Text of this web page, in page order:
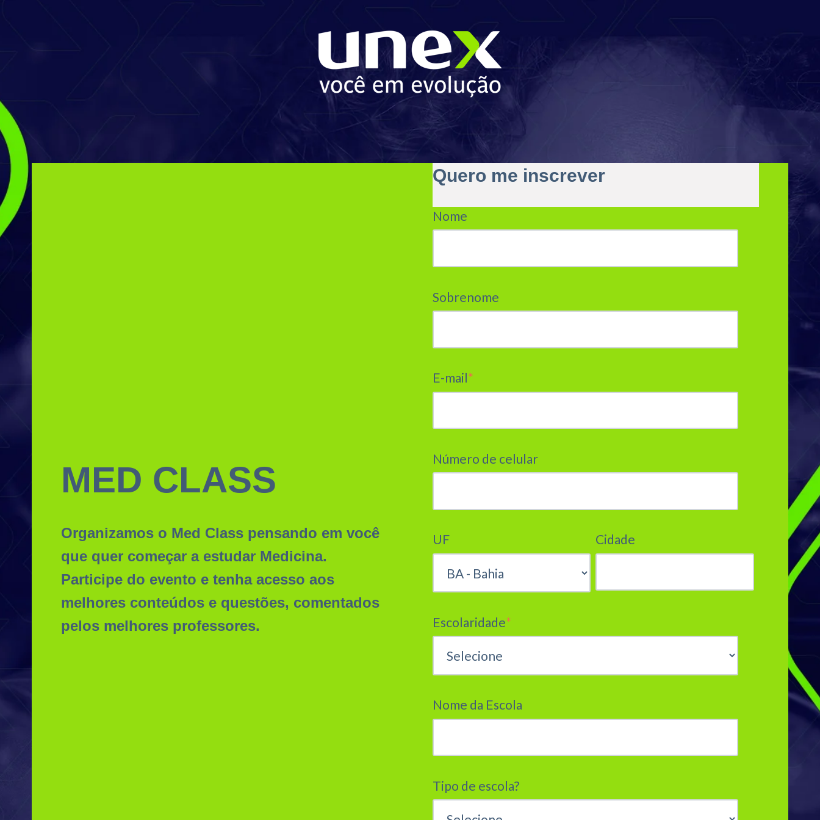
MED CLASS
Organizamos o Med Class pensando em você
que quer começar a estudar Medicina.
Participe do evento e tenha acesso aos
melhores conteúdos e questões, comentados
pelos melhores professores.
Quero me inscrever
Nome
Sobrenome
E-mail*
Número de celular
UF Cidade
Escolaridade*
Nome da Escola
Tipo de escola?